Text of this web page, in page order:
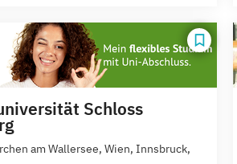
Schloss
am Wallersee, Wien, Innsbruck,